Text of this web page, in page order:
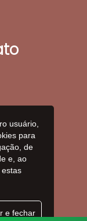
usuário,
para
de
e, ao
e fechar
301